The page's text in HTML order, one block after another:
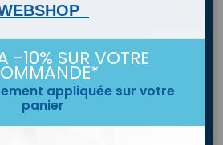
-10% SUR VOTRE
appliquée sur votre
panier